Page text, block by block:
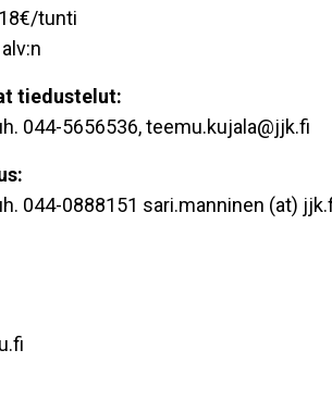
tunti
tiedustelut:
044-5656536, teemu.kujala@jjk.fi
044-0888151 sari.manninen (at)